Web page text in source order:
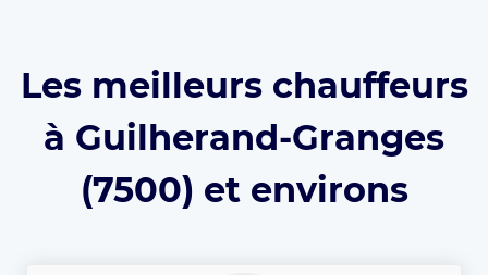
Les meilleurs chauffeurs
à Guilherand-Granges
(7500) et environs